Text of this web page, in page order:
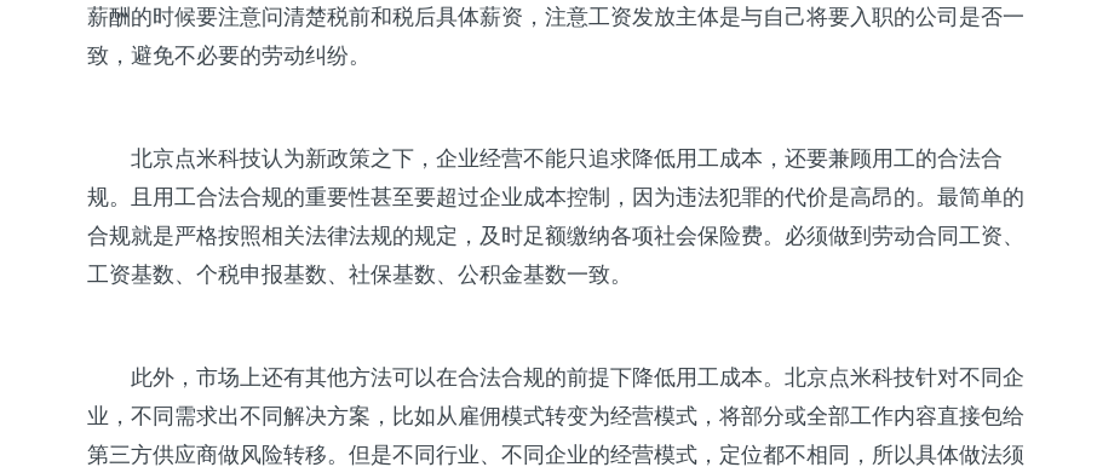
薪酬的时候要注意问清楚税前和税后具体薪资，注意工资发放主体是与自己将要入职的公司是否一
致，避免不必要的劳动纠纷。
北京点米科技认为新政策之下，企业经营不能只追求降低用工成本，还要兼顾用工的合法合
规。且用工合法合规的重要性甚至要超过企业成本控制，因为违法犯罪的代价是高昂的。最简单的
合规就是严格按照相关法律法规的规定，及时足额缴纳各项社会保险费。必须做到劳动合同工资、
工资基数、个税申报基数、社保基数、公积金基数一致。
此外，市场上还有其他方法可以在合法合规的前提下降低用工成本。北京点米科技针对不同企
业，不同需求出不同解决方案，比如从雇佣模式转变为经营模式，将部分或全部工作内容直接包给
第三方供应商做风险转移。但是不同行业、不同企业的经营模式，定位都不相同，所以具体做法须